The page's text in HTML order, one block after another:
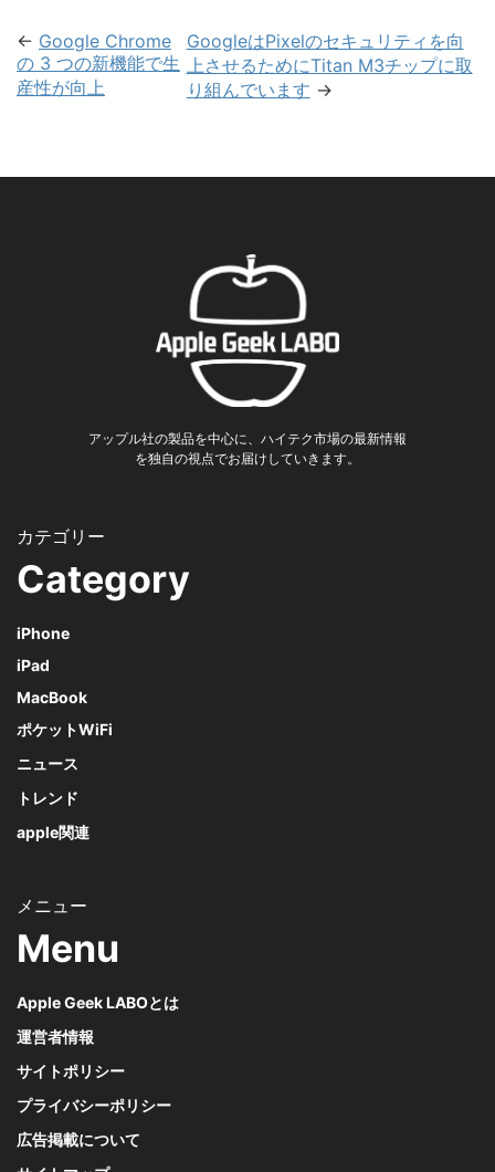
← Google Chrome
の 3 つの新機能で生
産性が向上
GoogleはPixelのセキュリティを向
上させるためにTitan M3チップに取
り組んでいます →
アップル社の製品を中心に、ハイテク市場の最新情報
を独自の視点でお届けしていきます。
Category
iPhone
iPad
MacBook
ポケットWiFi
ニュース
トレンド
apple関連
Menu
Apple Geek LABOとは
運営者情報
サイトポリシー
プライバシーポリシー
広告掲載について